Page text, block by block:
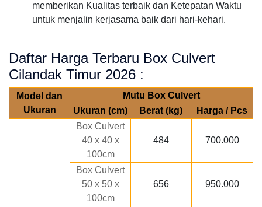
memberikan Kualitas terbaik dan Ketepatan Waktu
untuk menjalin kerjasama baik dari hari-kehari.
Daftar Harga Terbaru Box Culvert
Cilandak Timur 2026 :
Model dan
Ukuran
Mutu Box Culvert
Ukuran (cm)
Berat (kg)
Harga / Pcs
Box Culvert
40 x 40 x
100cm
484 700.000
Box Culvert
50 x 50 x
100cm
656 950.000